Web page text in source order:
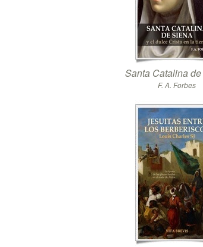
Santa Catalina
F. A. Forbes